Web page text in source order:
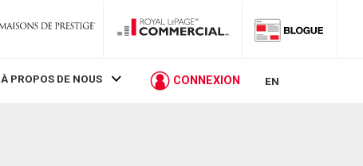
À PROPOS DE NOUS CONNEXION EN